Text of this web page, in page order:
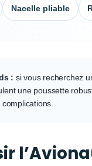
Nacelle pliable
: si vous recherchez
une poussette